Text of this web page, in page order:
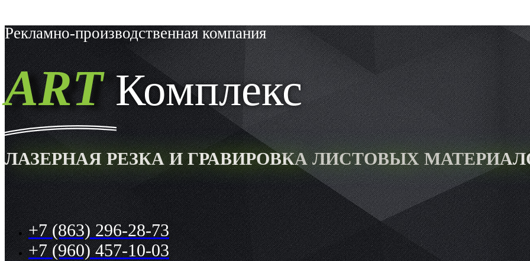
Рекламно-производственная компания
ARTКомплекс
ЛАЗЕРНАЯ РЕЗКА И ГРАВИРОВКА ЛИСТОВЫХ
+7 (863) 296-28-73
+7 (960) 457-10-03